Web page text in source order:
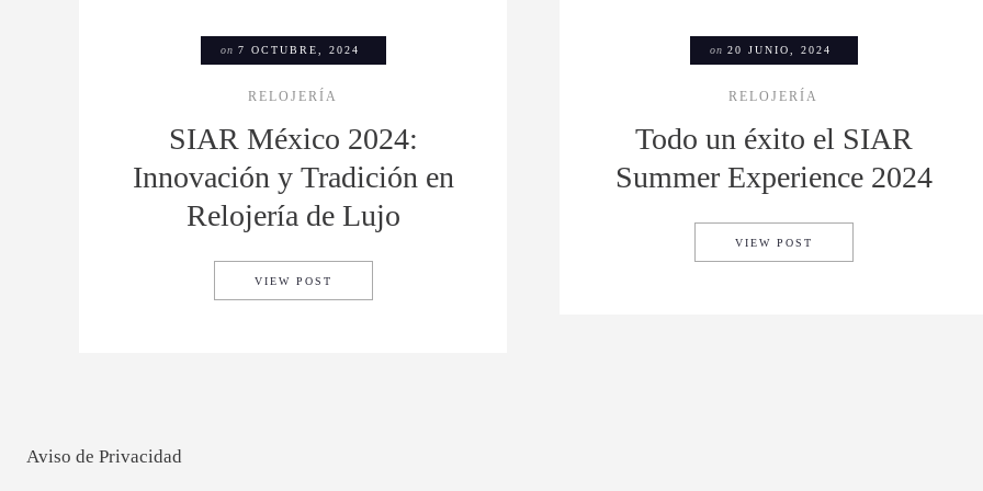
on 7 OCTUBRE, 2024
RELOJERÍA
SIAR México 2024:
Innovación y Tradición en
Relojería de Lujo
VIEW POST
on 20 JUNIO, 2024
RELOJERÍA
Todo un éxito el SIAR
Summer Experience 2024
VIEW POST
Aviso de Privacidad